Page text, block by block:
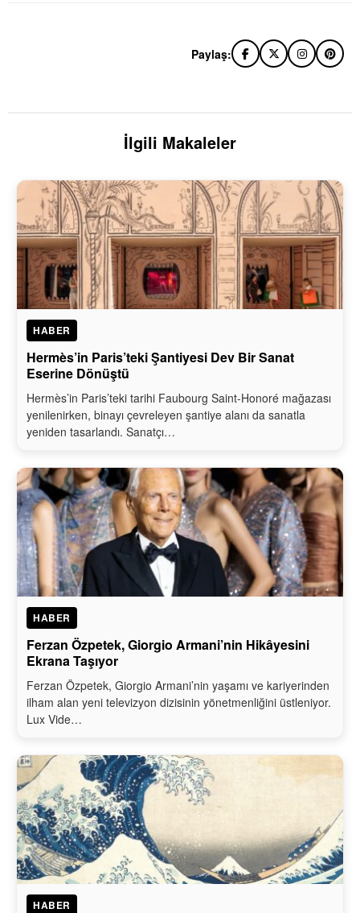
Paylaş:
İlgili Makaleler
HABER
Hermès’in Paris’teki Şantiyesi Dev Bir Sanat
Eserine Dönüştü
Hermès’in Paris’teki tarihi Faubourg Saint-Honoré mağazası
yenilenirken, binayı çevreleyen şantiye alanı da sanatla
yeniden tasarlandı. Sanatçı…
HABER
Ferzan Özpetek, Giorgio Armani’nin Hikâyesini
Ekrana Taşıyor
Ferzan Özpetek, Giorgio Armani’nin yaşamı ve kariyerinden
ilham alan yeni televizyon dizisinin yönetmenliğini üstleniyor.
Lux Vide…
HABER